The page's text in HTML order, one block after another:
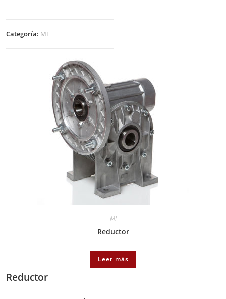
Categoría: MI
MI
Reductor
Leer más
Reductor